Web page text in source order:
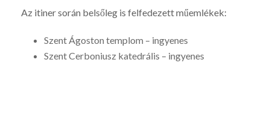
Az itiner során belsőleg is felfedezett műemlékek:
Szent Ágoston templom – ingyenes
Szent Cerboniusz katedrális – ingyenes